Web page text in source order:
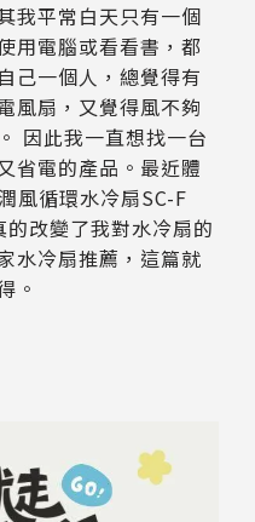
我平常白天只有一個
用電腦或看看書，都
己一個人，總覺得有
風扇，又覺得風不夠
因此我一直想找一台
省電的產品。最近體
風循環水冷扇SC-F
改變了我對水冷扇的
水冷扇推薦，這篇就
。